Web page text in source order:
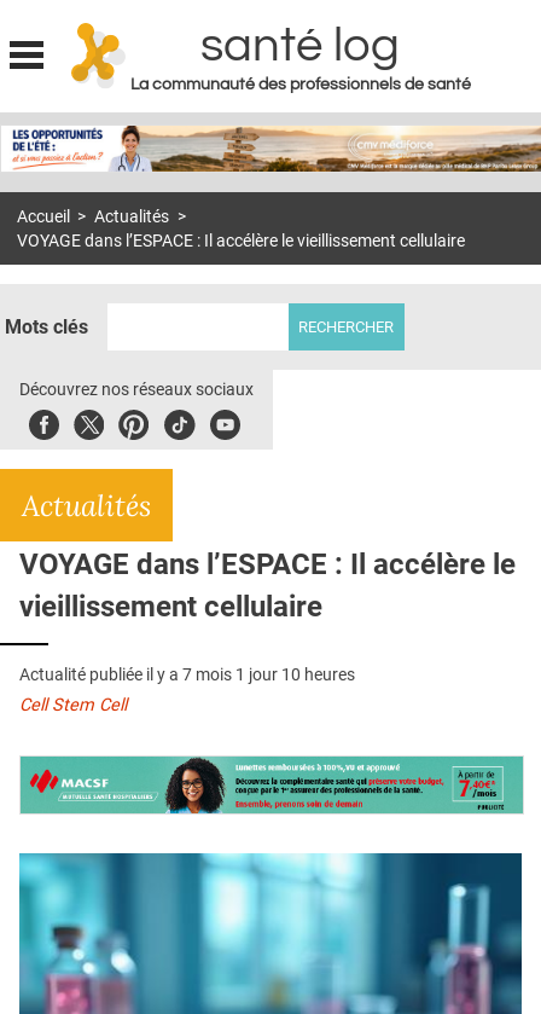
Jump to navigation
santé log
La communauté des professionnels de santé
MON COMPTE
S'ABONNER À LA REVUE SOIN À DOMICILE
DOSSIERS
E-REVUE SAD
L'APP
QUI SOMMES-NOUS ?
PUBLICITÉ
CONDITIONS GÉNÉRALES
CONTACT
Accueil > Actualités >
VOYAGE dans l’ESPACE : Il accélère le vieillissement cellulaire
Mots clés
Découvrez nos réseaux sociaux
FacebookTwitterPinterest
TiktokYoubute
Actualités
VOYAGE dans l’ESPACE : Il accélère le
vieillissement cellulaire
Actualité publiée il y a 7 mois 1 jour 10 heures
Cell Stem Cell